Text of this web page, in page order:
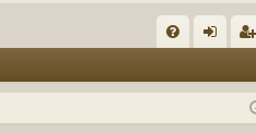
Q in riv